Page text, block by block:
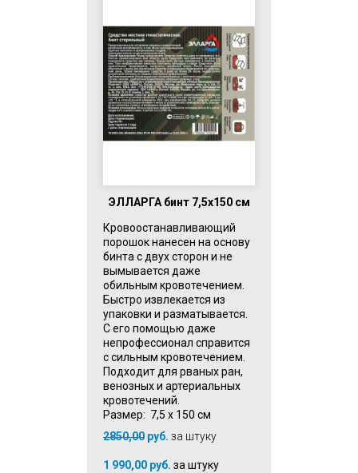
ЭЛЛАРГА бинт 7,5х150 см
Кровоостанавливающий
порошок нанесен на основу
бинта с двух сторон и не
вымывается даже
обильным кровотечением.
Быстро извлекается из
упаковки и разматывается.
С его помощью даже
непрофессионал справится
с сильным кровотечением.
Подходит для рваных ран,
венозных и артериальных
кровотечений.
Размер: 7,5 х 150 см
2850,00 руб. за штуку
1 990,00 руб. за штуку